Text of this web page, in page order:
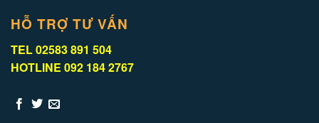
HỖ TRỢ TƯ VẤN
TEL 02583 891 504
HOTLINE 092 184 2767